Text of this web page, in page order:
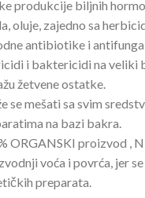
produkcije biljnih
oluje, zajedno sa
antibiotike i
i baktericidi na veliki
žetvene ostatke.
se mešati sa svim
na bazi bakra.
ORGANSKI proizvod ,
voća i povrća, jer
preparata.